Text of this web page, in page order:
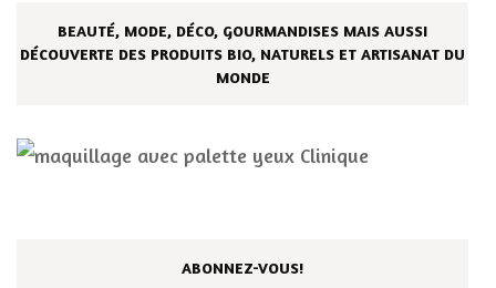
BEAUTÉ, MODE, DÉCO, GOURMANDISES MAIS AUSSI
DÉCOUVERTE DES PRODUITS BIO, NATURELS ET ARTISANAT DU
MONDE
ABONNEZ-VOUS!